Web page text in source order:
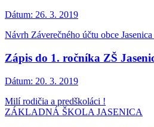
Dátum: 26. 3. 2019
Návrh Záverečného účtu obce
Zápis do 1. ročníka ZŠ
Dátum: 20. 3. 2019
Milí rodičia a predškoláci !
ZÁKLADNÁ ŠKOLA JASENICA